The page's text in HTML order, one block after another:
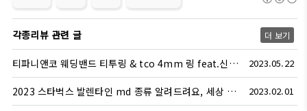
각종리뷰 관련 글 더 보기
티파니앤코 웨딩밴드 티투링 & tco 4mm 링 feat.신세계백화점 명동 본점 구매 후기 2023.05.22
2023 스타벅스 발렌타인 md 종류 알려드려요, 세상 로맨틱하네! 2023.02.01